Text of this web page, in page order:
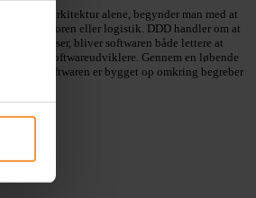
eller arkitektur alene, begynder man med at
eller logistik. DDD handler om at
overvejelser, bliver softwaren både lettere at
og softwareudviklere. Gennem en løbende
fordi softwaren er bygget op omkring begreber